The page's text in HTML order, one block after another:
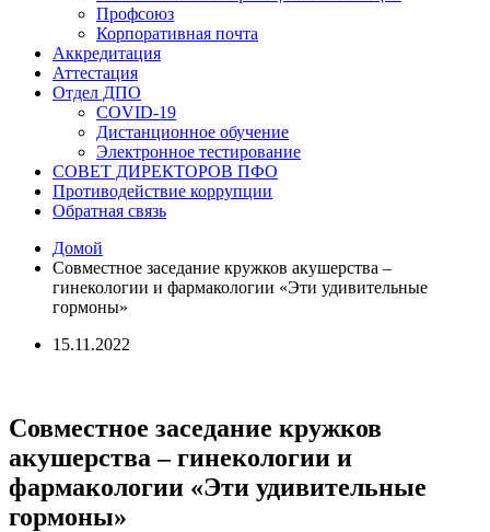
Профсоюз
Корпоративная почта
Аккредитация
Аттестация
Отдел ДПО
COVID-19
Дистанционное обучение
Электронное тестирование
СОВЕТ ДИРЕКТОРОВ ПФО
Противодействие коррупции
Обратная связь
Домой
Совместное заседание кружков акушерства –
гинекологии и фармакологии «Эти удивительные
гормоны»
15.11.2022
Совместное заседание кружков
акушерства – гинекологии и
фармакологии «Эти удивительные
гормоны»